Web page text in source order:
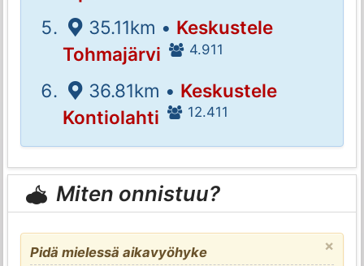
35.11km • Keskustele
Tohmajärvi
4.911
36.81km • Keskustele
Kontiolahti
12.411
Miten onnistuu?
×
Pidä mielessä aikavyöhyke